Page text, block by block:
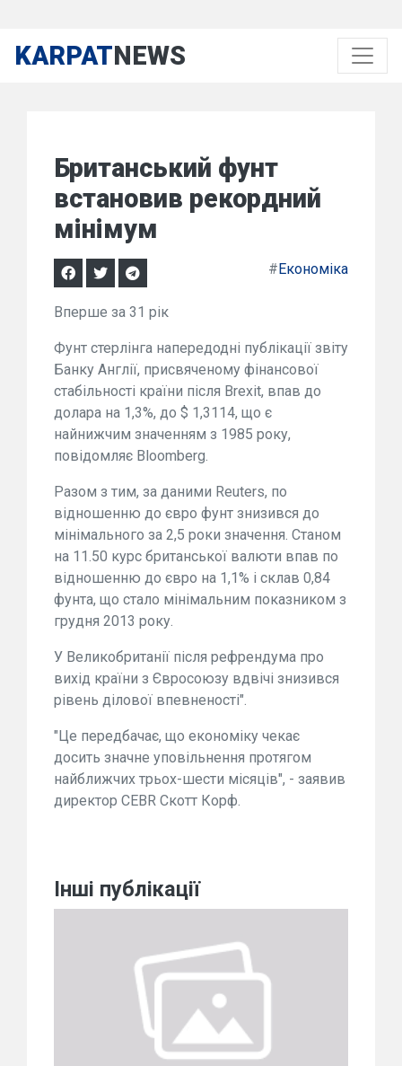
KARPATNEWS
Британський фунт
встановив рекордний
мінімум
#Економіка
Вперше за 31 рік
Фунт стерлінга напередодні публікації звіту
Банку Англії, присвяченому фінансової
стабільності країни після Brexit, впав до
долара на 1,3%, до $ 1,3114, що є
найнижчим значенням з 1985 року,
повідомляє Bloomberg.
Разом з тим, за даними Reuters, по
відношенню до євро фунт знизився до
мінімального за 2,5 роки значення. Станом
на 11.50 курс британської валюти впав по
відношенню до євро на 1,1% і склав 0,84
фунта, що стало мінімальним показником з
грудня 2013 року.
У Великобританії після рефрендума про
вихід країни з Євросоюзу вдвічі знизився
рівень ділової впевненості".
"Це передбачає, що економіку чекає
досить значне уповільнення протягом
найближчих трьох-шести місяців", - заявив
директор CEBR Скотт Корф.
Інші публікації